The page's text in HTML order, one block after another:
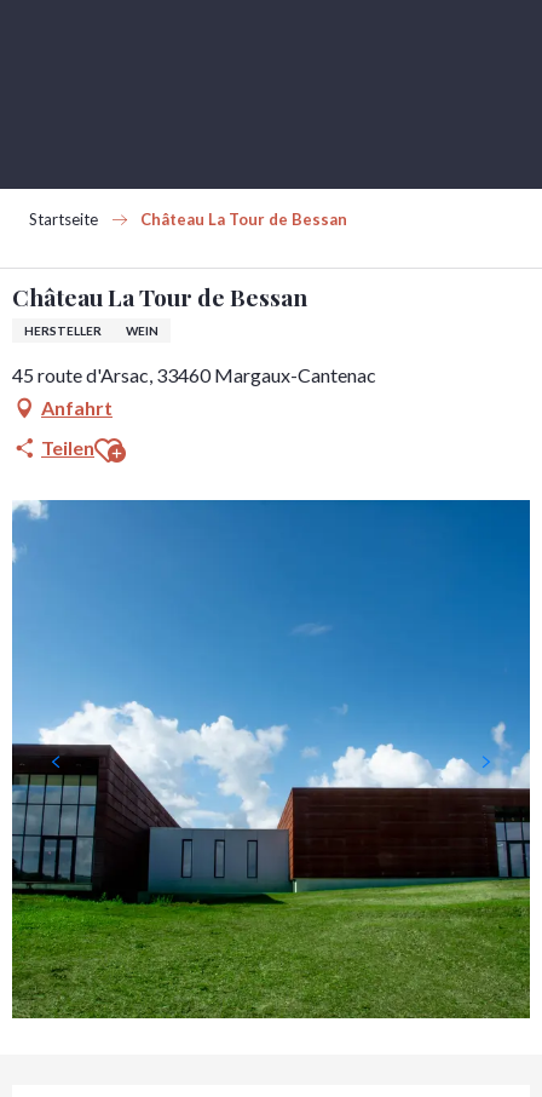
Startseite Château La Tour de Bessan
Château La Tour de Bessan
HERSTELLER WEIN
45 route d'Arsac, 33460 Margaux-Cantenac
Anfahrt
TeilenAjouter aux favoris